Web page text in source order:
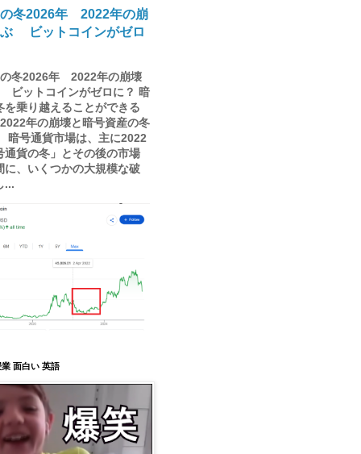
冬2026年 2022年の崩
ビットコインがゼロ
冬2026年 2022年の崩壊
ットコインがゼロに？ 暗
を乗り越えることができる
年の崩壊と暗号資産の冬
暗号通貨市場は、主に2022
通貨の冬」とその後の市場
に、いくつかの大規模な破
...
面白い 英語